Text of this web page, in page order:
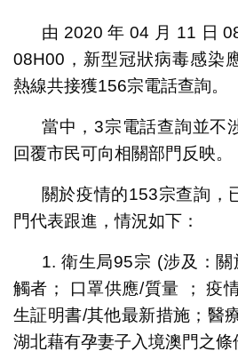
由2020年04月11日
08H00，新型冠狀病毒感染
熱線共接獲156宗電話查詢。
當中，3宗電話查詢並不
回覆市民可向相關部門反映。
關於疫情的153宗查詢，
門代表跟進，情況如下：
1. 衛生局95宗 (涉及：
觸者； 口罩供應/質量 ； 疫
生証明書/其他最新措施；醫
湖北藉有孕妻子入境澳門之條